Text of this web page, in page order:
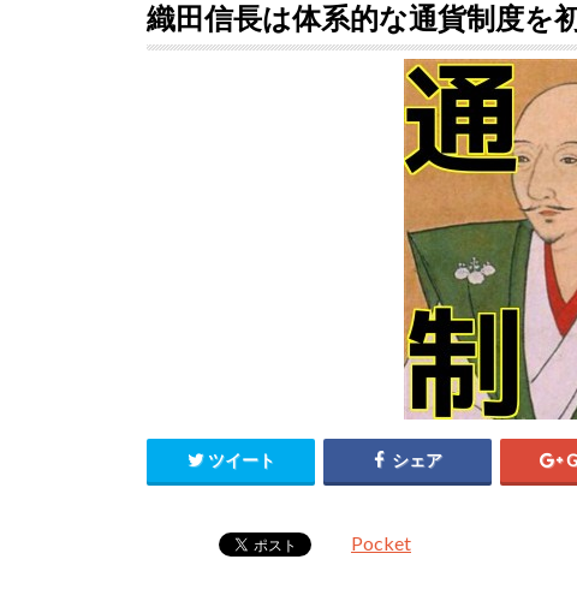
織田信長は体系的な通貨制度を
ツイート シェア
Pocket